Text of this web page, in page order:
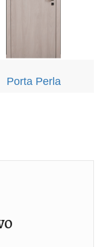
Porta Perla